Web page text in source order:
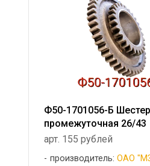
Ф50-1701056-Б
промежуточная 26/43
арт. 155 рублей
производитель: ОАО